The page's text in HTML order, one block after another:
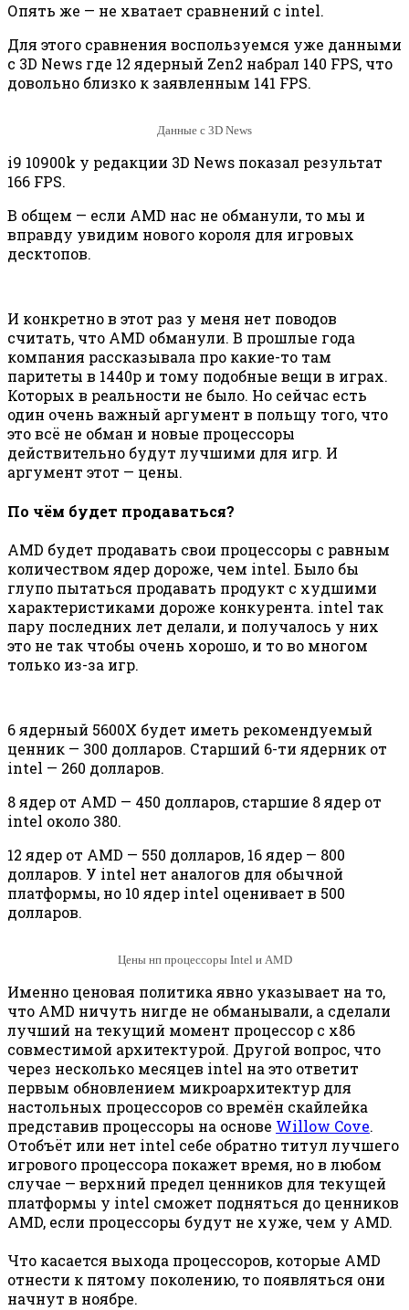
Опять же — не хватает сравнений с intel.
Для этого сравнения воспользуемся уже данными
с 3D News где 12 ядерный Zen2 набрал 140 FPS, что
довольно близко к заявленным 141 FPS.
Данные с 3D News
i9 10900k у редакции 3D News показал результат
166 FPS.
В общем — если AMD нас не обманули, то мы и
вправду увидим нового короля для игровых
десктопов.
И конкретно в этот раз у меня нет поводов
считать, что AMD обманули. В прошлые года
компания рассказывала про какие-то там
паритеты в 1440р и тому подобные вещи в играх.
Которых в реальности не было. Но сейчас есть
один очень важный аргумент в польщу того, что
это всё не обман и новые процессоры
действительно будут лучшими для игр. И
аргумент этот — цены.
По чём будет продаваться?
AMD будет продавать свои процессоры с равным
количеством ядер дороже, чем intel. Было бы
глупо пытаться продавать продукт с худшими
характеристиками дороже конкурента. intel так
пару последних лет делали, и получалось у них
это не так чтобы очень хорошо, и то во многом
только из-за игр.
6 ядерный 5600X будет иметь рекомендуемый
ценник — 300 долларов. Старший 6-ти ядерник от
intel — 260 долларов.
8 ядер от AMD — 450 долларов, старшие 8 ядер от
intel около 380.
12 ядер от AMD — 550 долларов, 16 ядер — 800
долларов. У intel нет аналогов для обычной
платформы, но 10 ядер intel оценивает в 500
долларов.
Цены нп процессоры Intel и AMD
Именно ценовая политика явно указывает на то,
что AMD ничуть нигде не обманывали, а сделали
лучший на текущий момент процессор с x86
совместимой архитектурой. Другой вопрос, что
через несколько месяцев intel на это ответит
первым обновлением микроархитектур для
настольных процессоров со времён скайлейка
представив процессоры на основе Willow Cove.
Отобъёт или нет intel себе обратно титул лучшего
игрового процессора покажет время, но в любом
случае — верхний предел ценников для текущей
платформы у intel сможет подняться до ценников
AMD, если процессоры будут не хуже, чем у AMD.
Что касается выхода процессоров, которые AMD
отнести к пятому поколению, то появляться они
начнут в ноябре.